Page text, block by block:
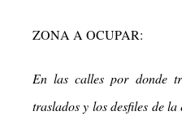
ZONA A OCUPAR:
En las calles por donde
traslados y los desfiles de